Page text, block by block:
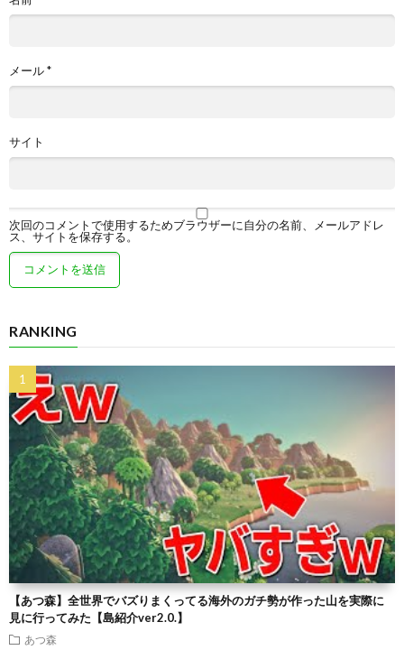
メール*
サイト
次回のコメントで使用するためブラウザーに自分の名前、メールアドレ
ス、サイトを保存する。
RANKING
【あつ森】全世界でバズりまくってる海外のガチ勢が作った山を実際に
見に行ってみた【島紹介ver2.0.】
あつ森